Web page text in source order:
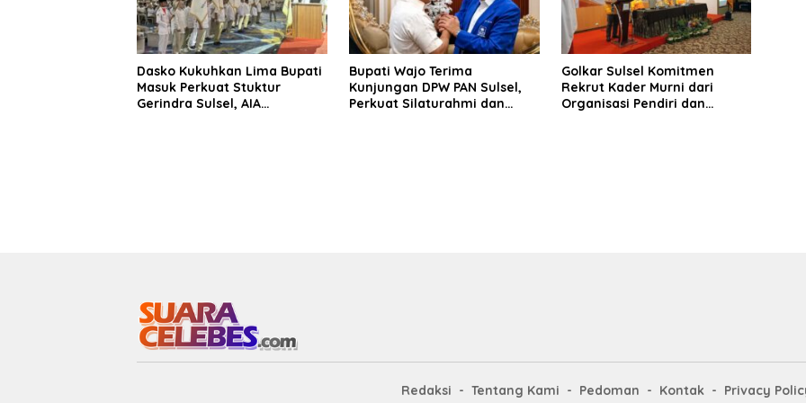
Dasko Kukuhkan Lima Bupati
Masuk Perkuat Stuktur
Gerindra Sulsel, AIA
Bupati Wajo Terima
Kunjungan DPW PAN Sulsel,
Perkuat Silaturahmi dan
Golkar Sulsel Komitmen
Rekrut Kader Murni dari
Organisasi Pendiri dan
Redaksi Tentang Kami Pedoman Kontak Privacy